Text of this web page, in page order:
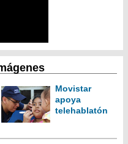
Movistar
apoya
telehablatón